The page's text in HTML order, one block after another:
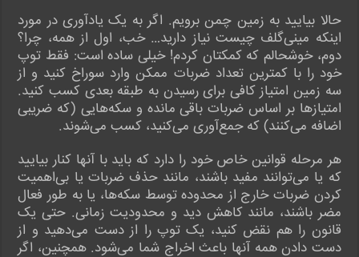
حالا بیایید به زمین چمن برویم. اگر به یک یادآوری در مورد
اینکه مینی‌گلف چیست نیاز دارید… خب، اول از همه، چرا؟
دوم، خوشحالم که کمکتان کردم! خیلی ساده است: فقط توپ
خود را با کمترین تعداد ضربات ممکن وارد سوراخ کنید و از
سه زمین امتیاز کافی برای رسیدن به طبقه بعدی کسب کنید.
امتیازها بر اساس ضربات باقی مانده و سکه‌هایی (که ضریبی
اضافه می‌کنند) که جمع‌آوری می‌کنید، کسب می‌شوند.
هر مرحله قوانین خاص خود را دارد که باید با آنها کنار بیایید
که یا می‌توانند مفید باشند، مانند حذف ضربات یا بی‌اهمیت
کردن ضربات خارج از محدوده توسط سکه‌ها، یا به طور فعال
مضر باشند، مانند کاهش دید و محدودیت زمانی. حتی یک
قانون را هم نقض کنید، یک توپ را از دست می‌دهید و از
دست دادن همه آنها باعث اخراج شما می‌شود. همچنین، اگر